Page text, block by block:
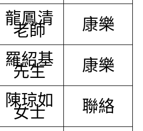
龍鳳清
老師 康樂
羅紹基
先生 康樂
陳琼如
女士 聯絡